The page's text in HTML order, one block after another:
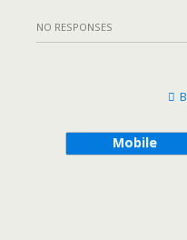
NO RESPONSES
Mobile